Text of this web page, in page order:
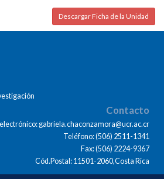
Descargar Ficha de la Unidad
Contacto
gabriela.chaconzamora@ucr.ac.cr
Teléfono: (506) 2511-1341
Fax: (506) 2224-9367
Cód.Postal: 11501-2060,Costa Rica